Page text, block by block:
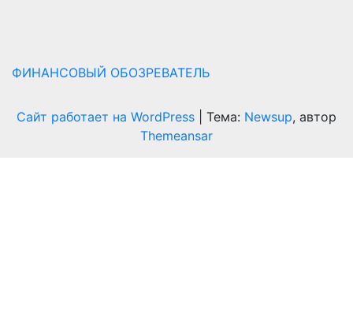
ФИНАНСОВЫЙ ОБОЗРЕВАТЕЛЬ
Сайт работает на WordPress Тема: Newsup, автор
Themeansar